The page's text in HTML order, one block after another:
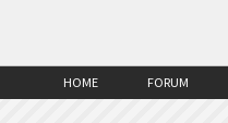
HOME FORUM